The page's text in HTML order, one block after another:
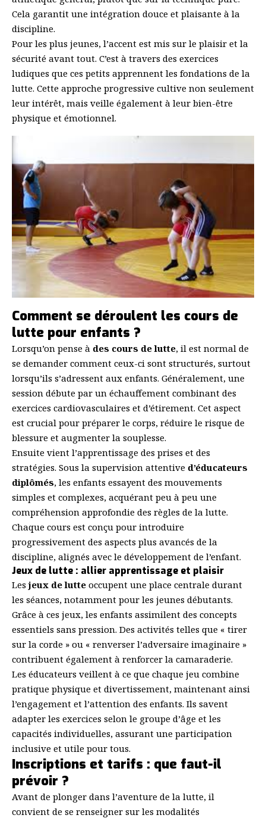
Cela garantit une intégration douce et plaisante à la
discipline.
Pour les plus jeunes, l’accent est mis sur le plaisir et la
sécurité avant tout. C’est à travers des exercices
ludiques que ces petits apprennent les fondations de la
lutte. Cette approche progressive cultive non seulement
leur intérêt, mais veille également à leur bien-être
physique et émotionnel.
Comment se déroulent les cours de
lutte pour enfants ?
Lorsqu’on pense à des cours de lutte, il est normal de
se demander comment ceux-ci sont structurés, surtout
lorsqu’ils s’adressent aux enfants. Généralement, une
session débute par un échauffement combinant des
exercices cardiovasculaires et d’étirement. Cet aspect
est crucial pour préparer le corps, réduire le risque de
blessure et augmenter la souplesse.
Ensuite vient l’apprentissage des prises et des
stratégies. Sous la supervision attentive d’éducateurs
diplômés, les enfants essayent des mouvements
simples et complexes, acquérant peu à peu une
compréhension approfondie des règles de la lutte.
Chaque cours est conçu pour introduire
progressivement des aspects plus avancés de la
discipline, alignés avec le développement de l’enfant.
Jeux de lutte : allier apprentissage et plaisir
Lesjeux de lutte occupent une place centrale durant
les séances, notamment pour les jeunes débutants.
Grâce à ces jeux, les enfants assimilent des concepts
essentiels sans pression. Des activités telles que « tirer
sur la corde » ou « renverser l’adversaire imaginaire »
contribuent également à renforcer la camaraderie.
Les éducateurs veillent à ce que chaque jeu combine
pratique physique et divertissement, maintenant ainsi
l’engagement et l’attention des enfants. Ils savent
adapter les exercices selon le groupe d’âge et les
capacités individuelles, assurant une participation
inclusive et utile pour tous.
Inscriptions et tarifs : que faut-il
prévoir ?
Avant de plonger dans l’aventure de la lutte, il
convient de se renseigner sur les modalités